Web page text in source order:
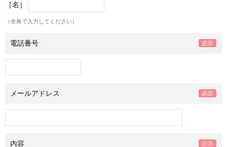
［名］
（全角で入力してください）
電話番号
メールアドレス
内容